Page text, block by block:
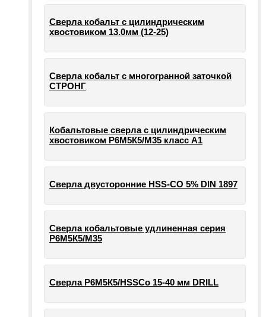
Сверла кобальт с цилиндрическим
хвостовиком 13.0мм (12-25)
Сверла кобальт с многогранной заточкой
СТРОНГ
Кобальтовые сверла с цилиндрическим
хвостовиком Р6М5К5/М35 класс А1
Сверла двусторонние HSS-CO 5% DIN 1897
Сверла кобальтовые удлиненная серия
Р6М5К5/М35
Сверла Р6М5К5/HSSCo 15-40 мм DRILL